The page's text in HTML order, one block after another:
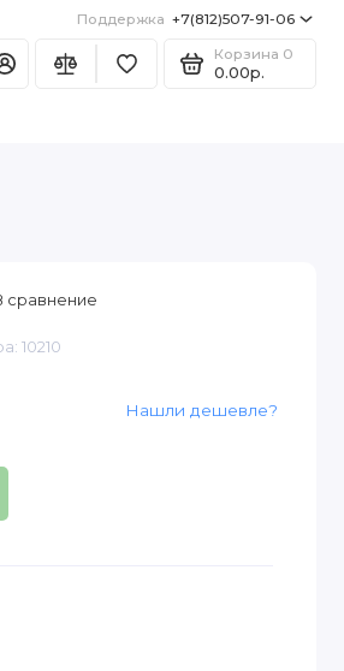
Поддержка +7(812)507-91-06
Корзина 0
0.00р.
10210
Нашли дешевле?
сравнение